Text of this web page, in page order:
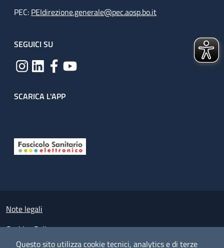
Questo sito utilizza cookie tecnici, analytics e di terze
PEC: PEIdirezione.generale@pec.aosp.bo.it
SEGUICI SU
SCARICA L'APP
Small prints
Note legali
Cookies Policy